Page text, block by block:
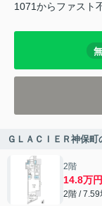
1071からファスト
ＧＬＡＣＩＥＲ神保
2階
14.8万円
2階 /